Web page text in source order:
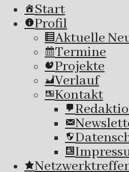
Start
Profil
Aktuelle
Termine
Projekte
Verlauf
Kontakt